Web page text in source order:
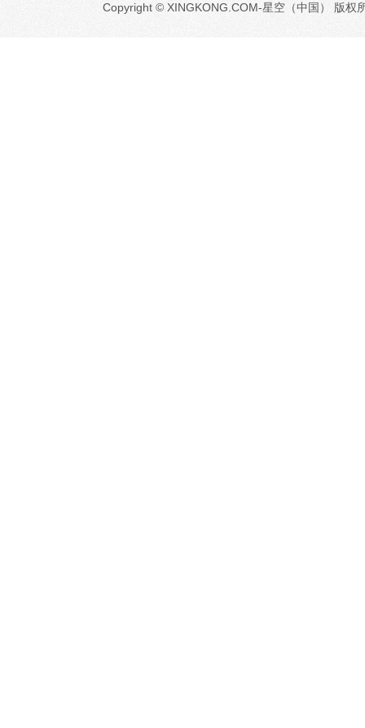
Copyright © XINGKONG.COM-星空（中国） 版权